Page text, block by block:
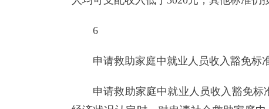
6
申请救助家庭中就业人员收入豁免标
申请救助家庭中就业人员收入豁免